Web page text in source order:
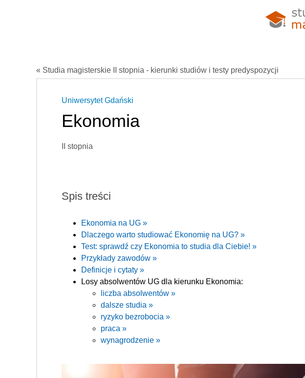
« Studia magisterskie II stopnia - kierunki studiów i testy predyspozycji
Uniwersytet Gdański
Ekonomia
II stopnia
Spis treści
Ekonomia na UG »
Dlaczego warto studiować Ekonomię na UG? »
Test: sprawdź czy Ekonomia to studia dla Ciebie! »
Przykłady zawodów »
Definicje i cytaty »
Losy absolwentów UG dla kierunku Ekonomia:
liczba absolwentów »
dalsze studia »
ryzyko bezrobocia »
praca »
wynagrodzenie »